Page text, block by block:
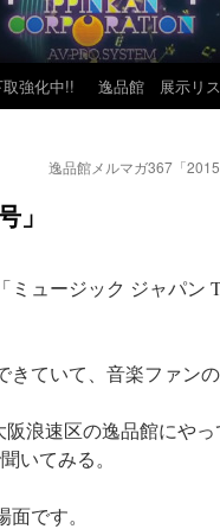
強化中!! 逸品館 展示リ
逸品館メルマガ367「
」
ュージック ジャパン
ていて、音楽ファン
浪速区の逸品館にや
いてみる。
です。